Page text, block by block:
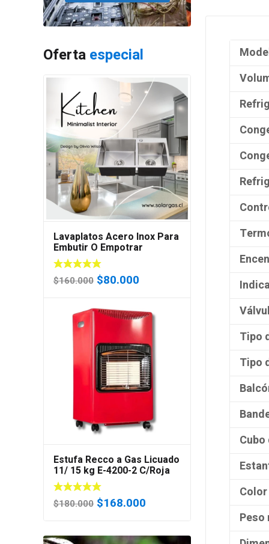
Oferta especial
Lavaplatos Acero Inox Para
Embutir O Empotrar
80x45cm M/s
$160.000 El
original
era:
$160.000.
$80.000
actual
es:
$80.000.
Estufa Recco a Gas Licuado
11/ 15 kg E-4200-2 C/Roja
$180.000 El
original
$168.000
actual
Tipo
Tipo
Color